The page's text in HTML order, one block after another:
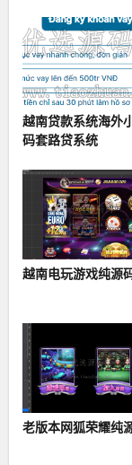
越南贷款系统海外
码套路贷系统
越南电玩游戏纯源
老版本网狐荣耀纯